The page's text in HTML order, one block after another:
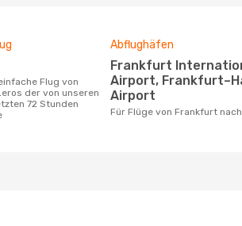
der von unseren
72 Stunden
Abflughäfen
Frankfurt International
Airport,
Airport
Für Flüge von Frankfurt